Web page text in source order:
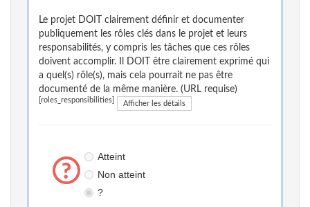
Le projet DOIT clairement définir et documenter
publiquement les rôles clés dans le projet et leurs
responsabilités, y compris les tâches que ces rôles
doivent accomplir. Il DOIT être clairement exprimé qui
a quel(s) rôle(s), mais cela pourrait ne pas être
documenté de la même manière. (URL requise)
[roles_responsibilities] Afficher les détails
Atteint
Non atteint
?